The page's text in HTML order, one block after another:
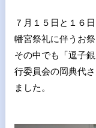
７月１５日と１６
幡宮祭礼に伴うお
その中でも「逗子
行委員会の岡典代
ました。